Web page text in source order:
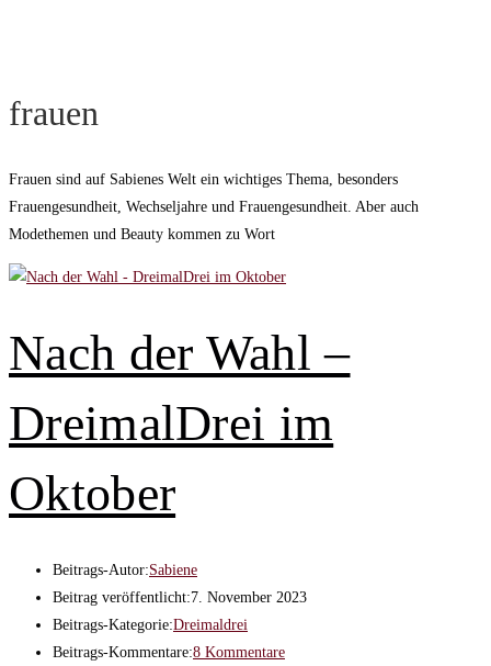
frauen
Frauen sind auf Sabienes Welt ein wichtiges Thema, besonders
Frauengesundheit, Wechseljahre und Frauengesundheit. Aber auch
Modethemen und Beauty kommen zu Wort
Nach der Wahl –
DreimalDrei im
Oktober
Beitrags-Autor:Sabiene
Beitrag veröffentlicht:7. November 2023
Beitrags-Kategorie:Dreimaldrei
Beitrags-Kommentare:8 Kommentare